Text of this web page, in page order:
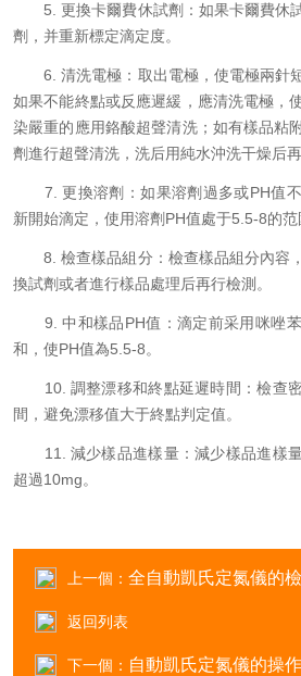
5. 更換卡爾費休試劑：如果卡爾費休
劑，并重新標定滴定度。
6. 清洗電極：取出電極，使電極兩針短
如果不能終點或反應遲緩，應清洗電極，
染嚴重的應用鉻酸超聲清洗；如有樣品粘
劑進行超聲清洗，洗后用純水沖洗干燥后再
7. 更換溶劑：如果溶劑過多或PH值不
新開始滴定，使用溶劑PH值處于5.5-8的范
8. 檢查樣品組分：檢查樣品組分內容
換試劑或者進行樣品處理后再行檢測。
9. 中和樣品PH值：滴定前采用咪唑苯
和，使PH值為5.5-8。
10. 調整漂移和終點延遲時間：檢查密
間，避免漂移值大于終點判定值。
11. 減少樣品進樣量：減少樣品進樣量
超過10mg。
上一個： 全自動凱氏定氮儀的
返回列表
下一個： 自動凱氏定氮儀的操